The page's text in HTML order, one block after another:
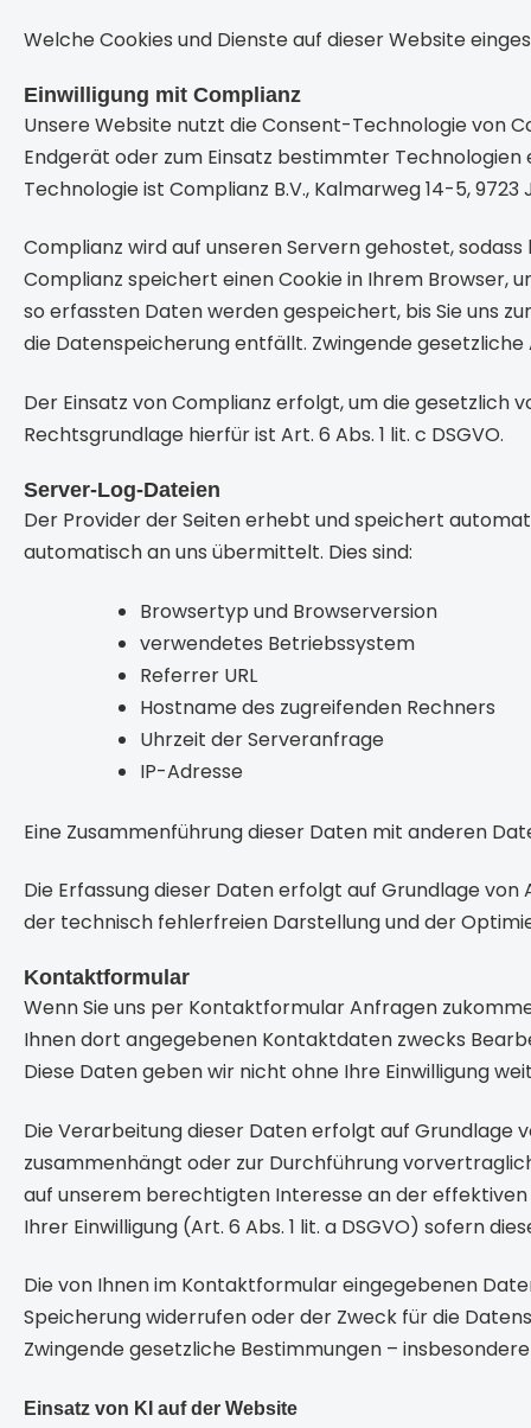
Welche Cookies und Dienste auf dieser Website
Einwilligung mit Complianz
Unsere Website nutzt die Consent-Technologie von
Endgerät oder zum Einsatz bestimmter
Technologie ist Complianz B.V., Kalmarweg 14-5,
Complianz wird auf unseren Servern gehostet,
Complianz speichert einen Cookie in Ihrem Browser,
so erfassten Daten werden gespeichert, bis Sie uns
die Datenspeicherung entfällt. Zwingende
Der Einsatz von Complianz erfolgt, um die gesetzlich
Rechtsgrundlage hierfür ist Art. 6 Abs. 1 lit. c DSGVO.
Server-Log-Dateien
Der Provider der Seiten erhebt und speichert
automatisch an uns übermittelt. Dies sind:
Browsertyp und Browserversion
verwendetes Betriebssystem
Referrer URL
Hostname des zugreifenden Rechners
Uhrzeit der Serveranfrage
IP-Adresse
Eine Zusammenführung dieser Daten mit anderen
Die Erfassung dieser Daten erfolgt auf Grundlage
der technisch fehlerfreien Darstellung und der
Kontaktformular
Wenn Sie uns per Kontaktformular Anfragen
Ihnen dort angegebenen Kontaktdaten zwecks
Diese Daten geben wir nicht ohne Ihre Einwilligung
Die Verarbeitung dieser Daten erfolgt auf Grundlage
zusammenhängt oder zur Durchführung
auf unserem berechtigten Interesse an der
Ihrer Einwilligung (Art. 6 Abs. 1 lit. a DSGVO) sofern
Die von Ihnen im Kontaktformular eingegebenen
Speicherung widerrufen oder der Zweck für die
Zwingende gesetzliche Bestimmungen –
Einsatz von KI auf der Website